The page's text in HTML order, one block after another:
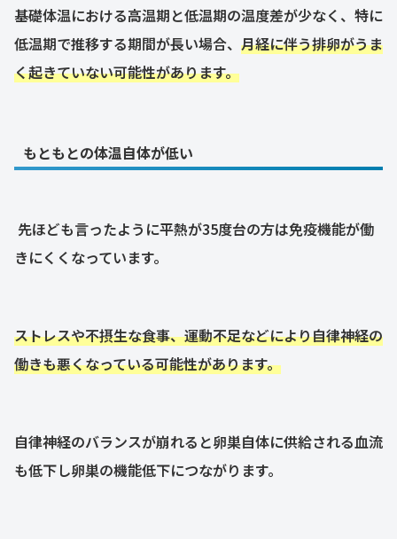
基礎体温における高温期と低温期の温度差が少なく、特に
低温期で推移する期間が長い場合、 月経に伴う排卵がうま
く起きていない可能性があります。
もともとの体温自体が低い
先ほども言ったように平熱が35度台の方は免疫機能が働
きにくくなっています。
ストレスや不摂生な食事、運動不足などにより自律神経の
働きも悪くなっている可能性があります。
自律神経のバランスが崩れると卵巣自体に供給される血流
も低下し卵巣の機能低下につながります。